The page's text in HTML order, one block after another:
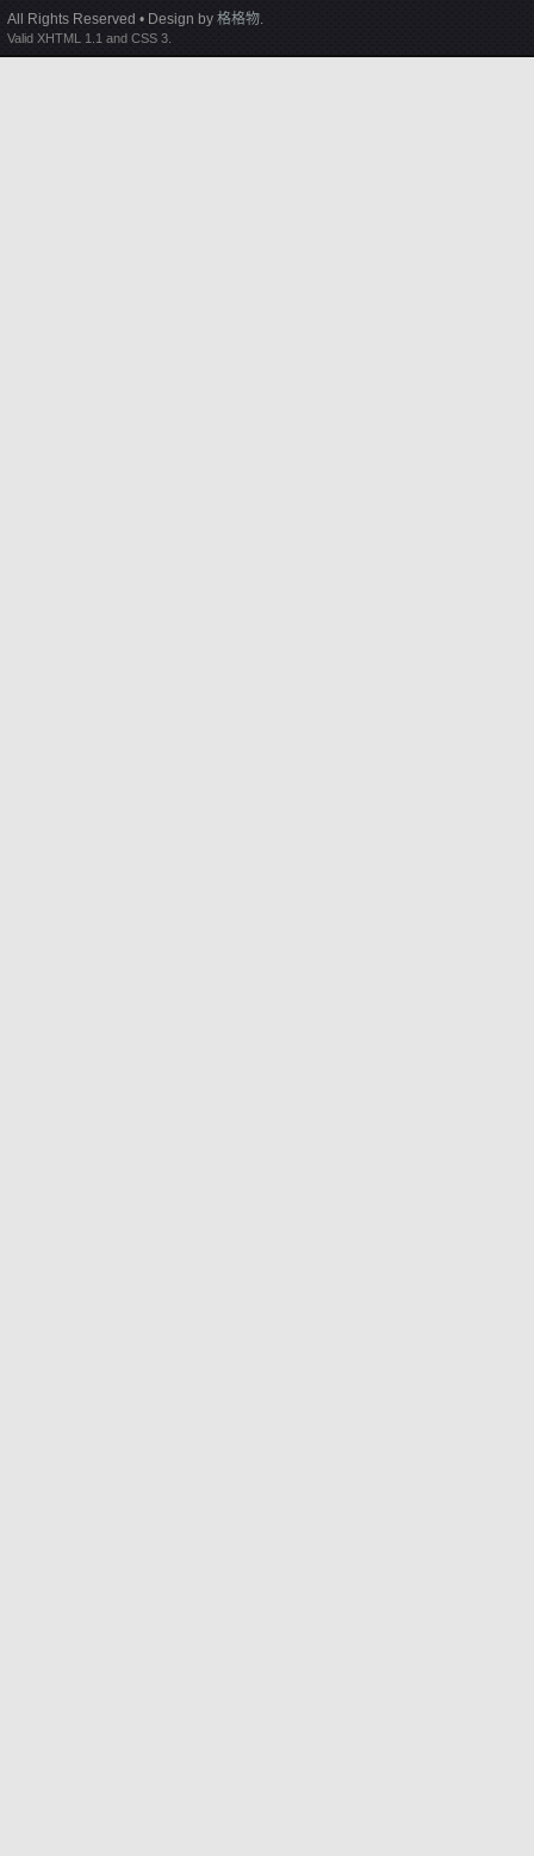
All Rights Reserved • Design by 格格物.
Valid XHTML 1.1 and CSS 3.